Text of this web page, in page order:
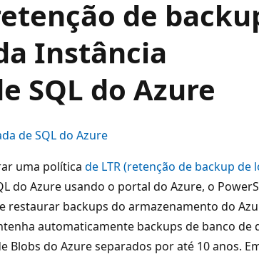
de
Instância
SQL do Azure
de SQL do Azure
uma política de LTR (retenção de backup de
do Azure usando o portal do Azure, o
restaurar backups do armazenamento do
automaticamente backups de banco de
Blobs do Azure separados por até 10 anos.